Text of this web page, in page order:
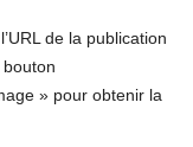
de la publication
» pour obtenir la